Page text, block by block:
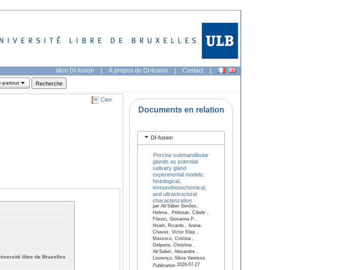
Mon DI-fusion | À propos de DI-fusion | Contact |
partout
Citer
libre de Bruxelles
Documents en relation
DI-fusion
Porcine submandibular
glands as potential
salivary gland
experimental models:
histological,
immunohistochemical,
and ultrastructural
characterization
par Ab’Sáber Simões,
Helena , Pelissari, Cibele ,
Florezi, Giovanna P ,
Hsieh, Ricardo , Arana-
Chavez, Victor Elias ,
Massoco, Cristina ,
Delporte, Christine ,
Ab’Saber, Alexandre ,
Lourenço, Silvia Vanessa
Publication2026-07-27